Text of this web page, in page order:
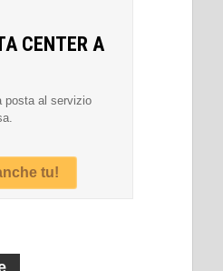
CENTER A
posta al servizio
tu!